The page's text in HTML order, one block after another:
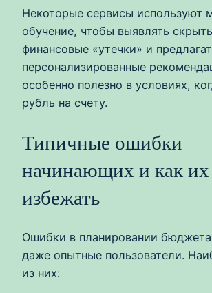
Некоторые сервисы используют
обучение, чтобы выявлять
финансовые «утечки» и
персонализированные
особенно полезно в условиях,
рубль на счету.
Типичные ошибки
начинающих и как их
избежать
Ошибки в планировании
даже опытные пользователи.
из них: